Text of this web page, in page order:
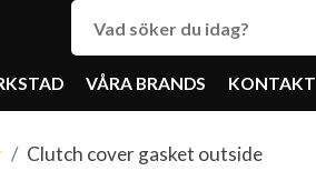
VÅRA BRANDS KONTAKT
Clutch cover gasket outside